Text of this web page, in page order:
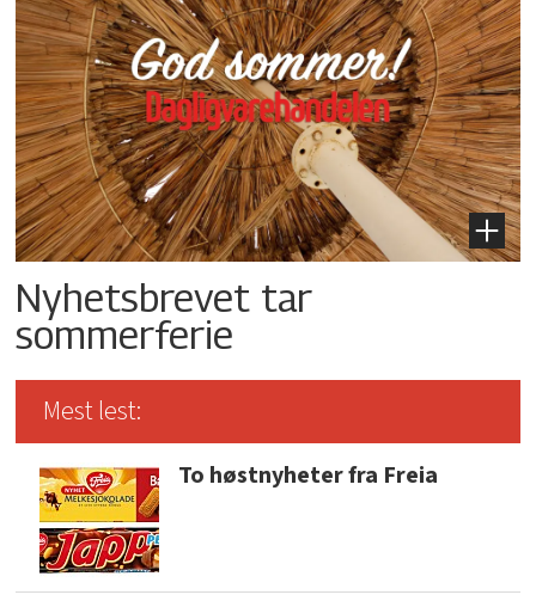
Nyhetsbrevet tar
sommerferie
Mest lest:
To høstnyheter fra Freia